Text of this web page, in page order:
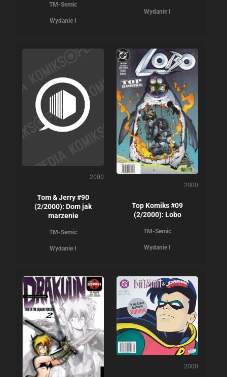
TM-Semic
Wydanie I
Wydanie I
2000
Tom & Jerry #90
(2/2000): Dom jak
marzenie
TM-Semic
Wydanie I
2000
Top Komiks #09
(2/2000): Lobo
TM-Semic
Wydanie I
2000